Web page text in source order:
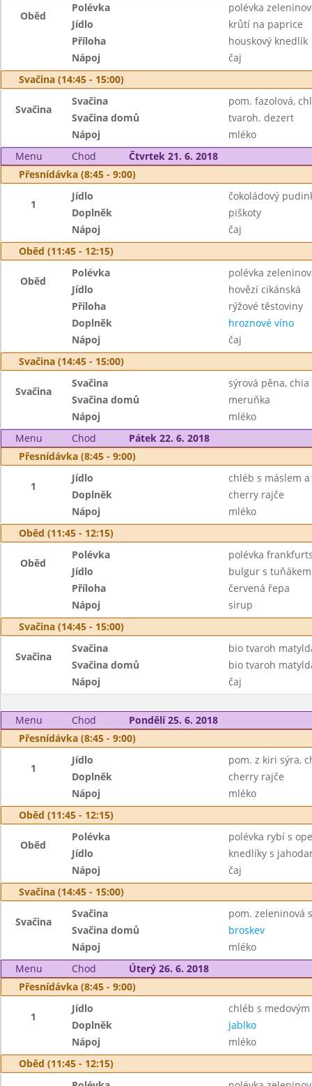
Oběd
Polévka
polévka
Jídlo
krůtí na paprice
Příloha
houskový knedlík
Nápoj
čaj
Svačina (14:45 - 15:00)
Svačina
Svačina
pom. fazolová,
Svačina domů
tvaroh. dezert
Nápoj
mléko
Menu
Chod
Čtvrtek 21. 6. 2018
Přesnídávka (8:45 - 9:00)
1
Jídlo
čokoládový
Doplněk
piškoty
Nápoj
čaj
Oběd (11:45 - 12:15)
Oběd
Polévka
polévka
Jídlo
hovězí cikánská
Příloha
rýžové těstoviny
Doplněk
hroznové víno
Nápoj
čaj
Svačina (14:45 - 15:00)
Svačina
Svačina
sýrová pěna,
Svačina domů
meruňka
Nápoj
mléko
Menu
Chod
Pátek 22. 6. 2018
Přesnídávka (8:45 - 9:00)
1
Jídlo
chléb s máslem
Doplněk
cherry rajče
Nápoj
mléko
Oběd (11:45 - 12:15)
Oběd
Polévka
polévka
Jídlo
bulgur s
Příloha
červená řepa
Nápoj
sirup
Svačina (14:45 - 15:00)
Svačina
Svačina
bio tvaroh
Svačina domů
bio tvaroh
Nápoj
čaj
Menu Chod
Pondělí 25. 6. 2018
Přesnídávka (8:45 - 9:00)
1
Jídlo
pom. z kiri sýra,
Doplněk
cherry rajče
Nápoj
mléko
Oběd (11:45 - 12:15)
Oběd
Polévka
polévka rybí s
Jídlo
knedlíky s
Nápoj
čaj
Svačina (14:45 - 15:00)
Svačina
Svačina
pom. zeleninová
Svačina domů
broskev
Nápoj
mléko
Menu
Chod
Úterý 26. 6. 2018
Přesnídávka (8:45 - 9:00)
1
Jídlo
chléb s
Doplněk
jablko
Nápoj
mléko
Oběd (11:45 - 12:15)